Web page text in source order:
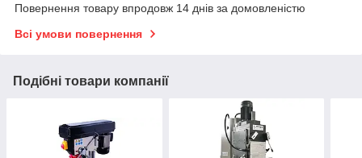
Повернення товару впродовж 14 днів за домовленістю
Всі умови повернення
Подібні товари компанії